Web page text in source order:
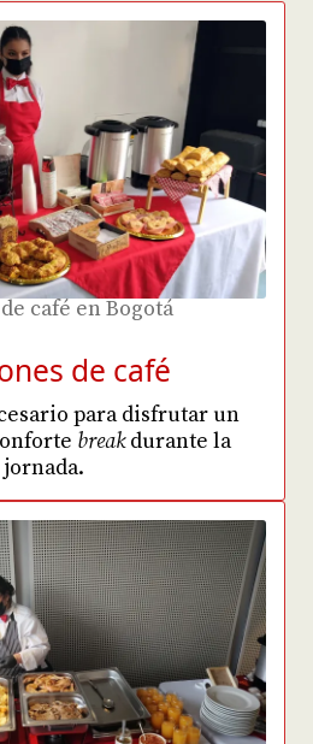
café en Bogotá
de café
para disfrutar un
breakdurante la
jornada.